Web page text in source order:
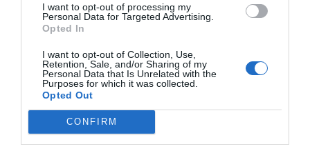
I want to opt-out of processing my
Personal Data for Targeted Advertising.
Opted In
I want to opt-out of Collection, Use,
Retention, Sale, and/or Sharing of my
Personal Data that Is Unrelated with the
Purposes for which it was collected.
Opted Out
CONFIRM